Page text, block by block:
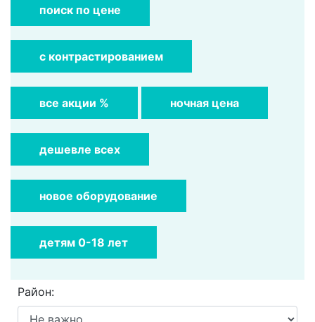
поиск по цене
с контрастированием
все акции % ночная цена
дешевле всех
новое оборудование
детям 0-18 лет
Район: